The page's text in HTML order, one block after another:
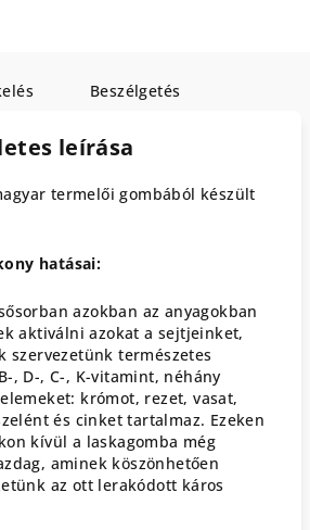
Beszélgetés
leírása
termelői gombából készült
hatásai:
azokban az anyagokban
aktiválni azokat a sejtjeinket,
szervezetünk természetes
, D-, C-, K-vitamint, néhány
krómot, rezet, vasat,
és cinket tartalmaz. Ezeken
kívül a laskagomba még
aminek köszönhetően
az ott lerakódott káros